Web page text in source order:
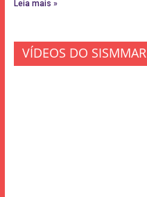
Leia mais »
VÍDEOS DO SISMMAR